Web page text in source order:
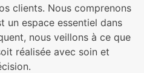
clients. Nous comprenons
un espace essentiel dans
nous veillons à ce que
réalisée avec soin et